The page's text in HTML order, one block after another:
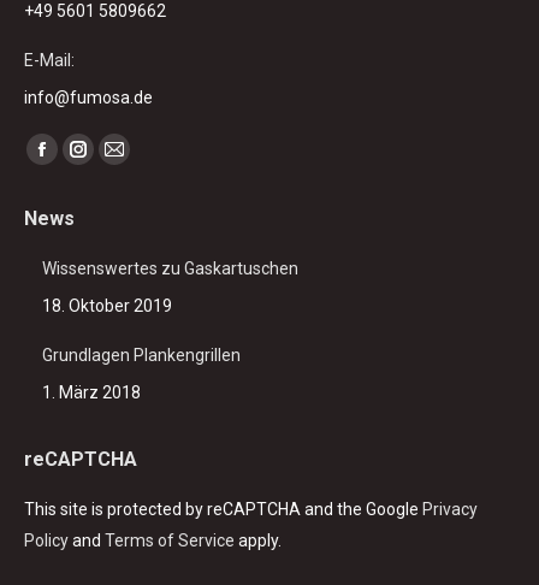
+49 5601 5809662
E-Mail:
info@fumosa.de
Finden Sie uns auf:
Facebook
opens
in
Instagram
E-
window
News
Wissenswertes zu Gaskartuschen
18. Oktober 2019
Grundlagen Plankengrillen
1. März 2018
reCAPTCHA
This site is protected by reCAPTCHA and the Google Privacy
Policyand Terms of Service apply.